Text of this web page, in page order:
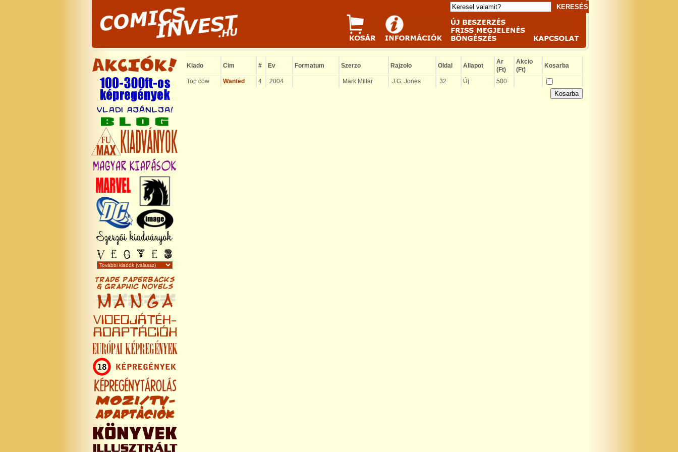
Kiado Cim # Ev Formatum Szerzo Rajzolo Oldal Allapot
Ar
(Ft)
Akcio
(Ft)
Kosarba
Top cow Wanted 4 2004 Mark Millar J.G. Jones 32 Új 500